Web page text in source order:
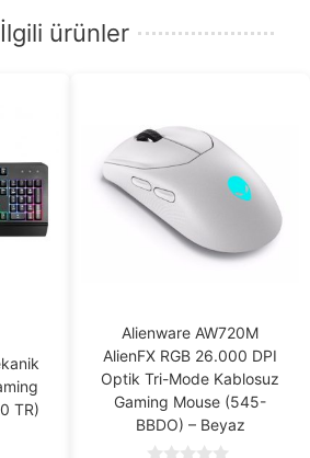
İlgili ürünler
TR)
Alienware AW720M
AlienFX RGB 26.000 DPI
Optik Tri-Mode Kablosuz
Gaming Mouse (545-
BBDO) – Beyaz